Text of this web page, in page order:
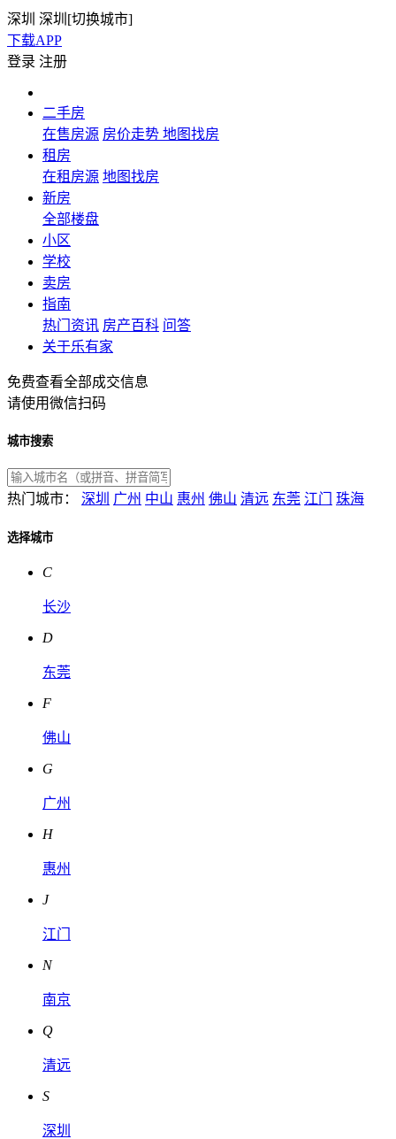
深圳 深圳[切换城市]
下载APP
登录 注册
二手房
在售房源 房价走势 地图找房
租房
在租房源 地图找房
新房
全部楼盘
小区
学校
卖房
指南
热门资讯 房产百科 问答
关于乐有家
免费查看全部成交信息
请使用微信扫码
城市搜索
热门城市： 深圳 广州 中山 惠州 佛山 清远 东莞 江门 珠海
选择城市
C
长沙
D
东莞
F
佛山
G
广州
H
惠州
J
江门
N
南京
Q
清远
S
深圳